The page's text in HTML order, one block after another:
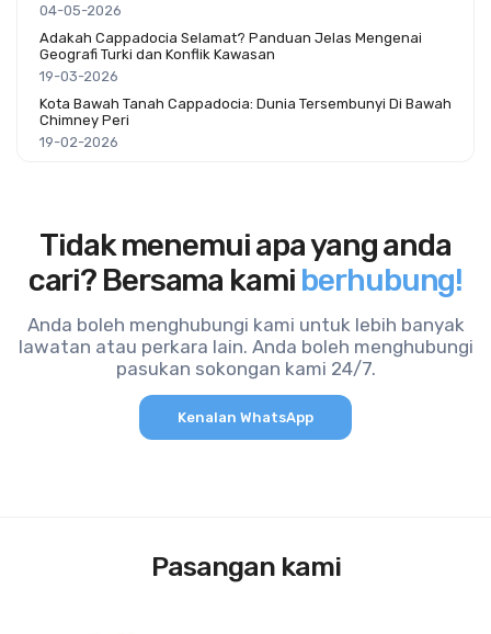
04-05-2026
Adakah Cappadocia Selamat? Panduan Jelas Mengenai
Geografi Turki dan Konflik Kawasan
19-03-2026
Kota Bawah Tanah Cappadocia: Dunia Tersembunyi Di Bawah
Chimney Peri
19-02-2026
Tidak menemui apa yang anda
cari? Bersama kami berhubung!
Anda boleh menghubungi kami untuk lebih banyak
lawatan atau perkara lain. Anda boleh menghubungi
pasukan sokongan kami 24/7.
Kenalan WhatsApp
Pasangan kami